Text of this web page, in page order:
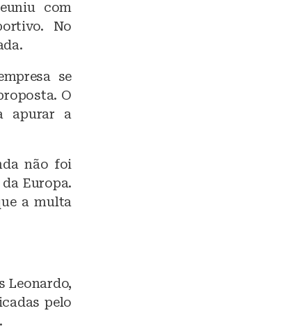
com
No
se
O
apurar a
não foi
Europa.
a multa
Leonardo,
pelo